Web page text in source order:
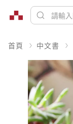
首頁 中文書